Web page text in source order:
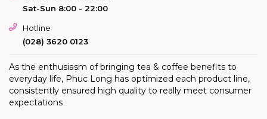
Sat-Sun 8:00 - 22:00
Hotline
(028) 3620 0123
As the enthusiasm of bringing tea & coffee benefits to
everyday life, Phuc Long has optimized each product line,
consistently ensured high quality to really meet consumer
expectations